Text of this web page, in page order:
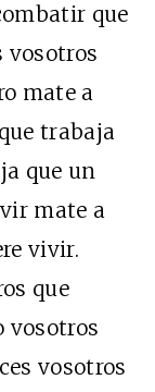
que
vosotros
mate a
trabaja
que un
mate a
vivir.
que
vosotros
vosotros